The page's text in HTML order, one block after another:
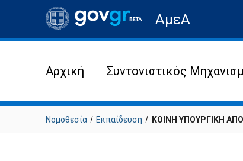
Μετάβαση
στην
σελίδα
ιστότοπου
ΑμεΑ
Αρχική Συντονιστικός
Νομοθεσία Εκπαίδευση ΚΟΙΝΗ ΥΠΟΥΡΓΙΚΗ